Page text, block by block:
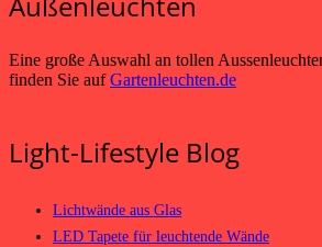
Eine große Auswahl an tollen
finden Sie aufGartenleuchten.de
Light-Lifestyle Blog
Lichtwände aus Glas
LED Tapete für leuchtende Wände